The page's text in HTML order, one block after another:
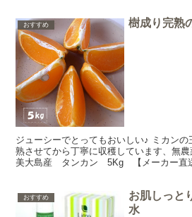
おすすめ 樹成り完熟
ジューシーでとってもおいしい♪ ミカン
熟させてから丁寧に収穫しています、無
美大島産 タンカン 5Kg 【メーカー直送
おすすめ
お肌しっと
水